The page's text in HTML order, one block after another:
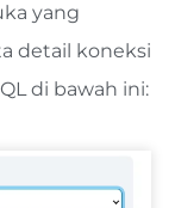
yang
detail koneksi
di bawah ini: